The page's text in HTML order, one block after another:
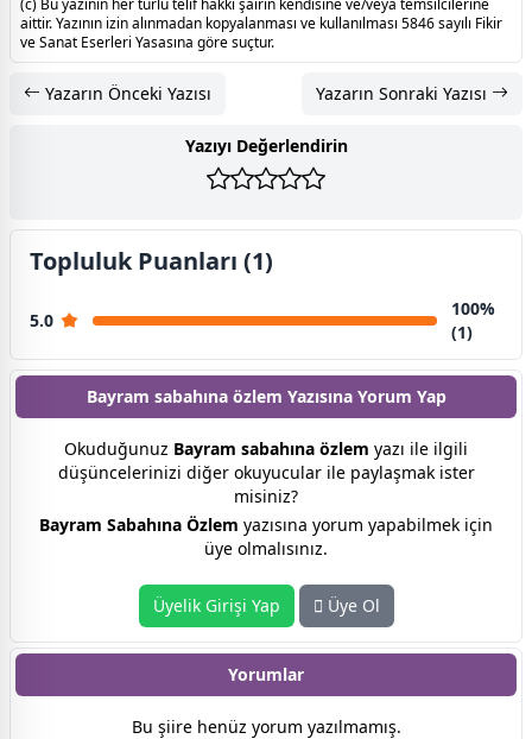
aittir. Yazının izin alınmadan kopyalanması ve kullanılması 5846 sayılı Fikir
ve Sanat Eserleri Yasasına göre suçtur.
Yazarın Önceki Yazısı Yazarın Sonraki Yazısı
Yazıyı Değerlendirin
Topluluk Puanları (1)
5.0
100%
(1)
Bayram sabahına özlem Yazısına Yorum Yap
Okuduğunuz Bayram sabahına özlem yazı ile ilgili
düşüncelerinizi diğer okuyucular ile paylaşmak ister
misiniz?
Bayram Sabahına Özlem yazısına yorum yapabilmek için
üye olmalısınız.
Üyelik Girişi Yap Üye Ol
Yorumlar
Bu şiire henüz yorum yazılmamış.